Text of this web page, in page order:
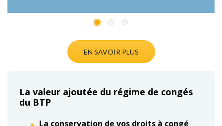
EN SAVOIR PLUS
La valeur ajoutée du régime de congés
du BTP
La conservation de vos droits à congé